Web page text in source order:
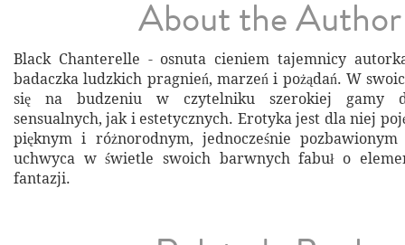
About the Author
Black Chanterelle - osnuta cieniem tajemnicy
badaczka ludzkich pragnień, marzeń i pożądań. W
się na budzeniu w czytelniku szerokiej gamy
sensualnych, jak i estetycznych. Erotyka jest dla niej
pięknym i różnorodnym, jednocześnie
uchwyca w świetle swoich barwnych fabuł o
fantazji.